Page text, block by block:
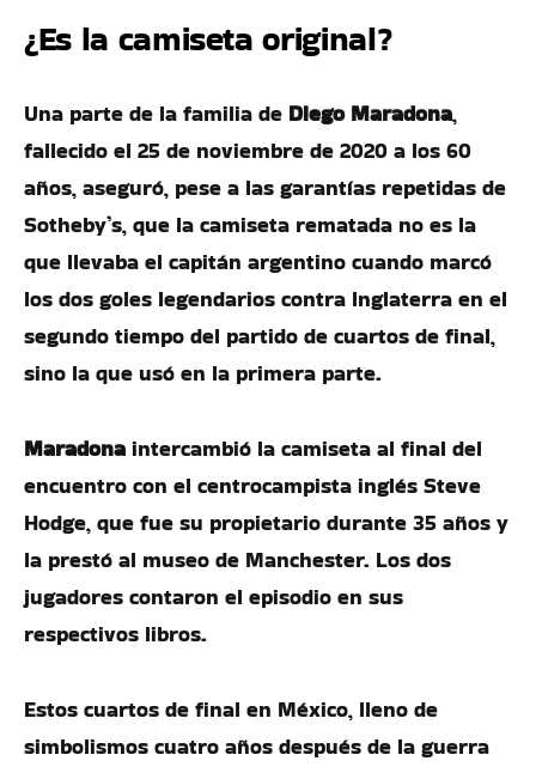
¿Es la camiseta original?
Una parte de la familia de Diego Maradona,
fallecido el 25 de noviembre de 2020 a los 60
años, aseguró, pese a las garantías repetidas de
Sotheby’s, que la camiseta rematada no es la
que llevaba el capitán argentino cuando marcó
los dos goles legendarios contra Inglaterra en el
segundo tiempo del partido de cuartos de final,
sino la que usó en la primera parte.
Maradona intercambió la camiseta al final del
encuentro con el centrocampista inglés Steve
Hodge, que fue su propietario durante 35 años y
la prestó al museo de Manchester. Los dos
jugadores contaron el episodio en sus
respectivos libros.
Estos cuartos de final en México, lleno de
simbolismos cuatro años después de la guerra